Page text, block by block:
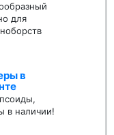
для
в
в наличии!